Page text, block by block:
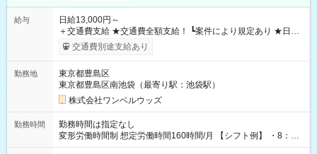
給与
日給13,000円～
＋交通費支給 ★交通費全額支給！ ┗案件により規定あり ★日払
いOK！（規定あり） ┗働いたその日に現金GET♪ お仕事後はコ
ンビニATMから 日払い分を引き落とせます！ 【試用期間】試
交通費別途支給あり
勤務地
東京都豊島区
東京都豊島区南池袋（最寄り駅：池袋駅）
株式会社ワンベルウッズ
勤務時間
勤務時間は指定なし
変形労働時間制 想定労働時間160時間/月 【シフト例】 ・8：00
～21：00